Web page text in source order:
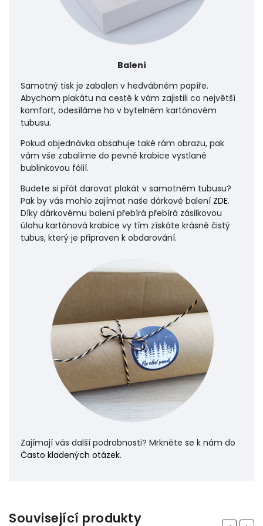
Balení
Samotný tisk je zabalen v hedvábném papíře.
Abychom plakátu na cestě k vám zajistili co největší
komfort, odesíláme ho v bytelném kartónovém
tubusu.
Pokud objednávka obsahuje také rám obrazu, pak
vám vše zabalíme do pevné krabice vystlané
bublinkovou fólií.
Budete si přát darovat plakát v samotném tubusu?
Pak by vás mohlo zajímat naše dárkové balení ZDE.
Díky dárkovému balení přebírá přebírá zásilkovou
úlohu kartónová krabice vy tím získáte krásně čistý
tubus, který je připraven k obdarování.
Zajímají vás další podrobnosti? Mrkněte se k nám do
Často kladených otázek.
Související produkty